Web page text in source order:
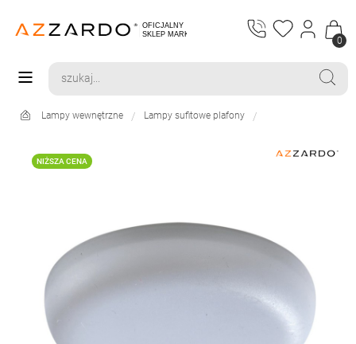
0
Lampy wewnętrzne Lampy sufitowe plafony
NIŻSZA CENA